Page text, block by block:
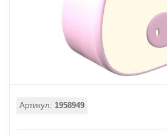
Артикул: 1958949